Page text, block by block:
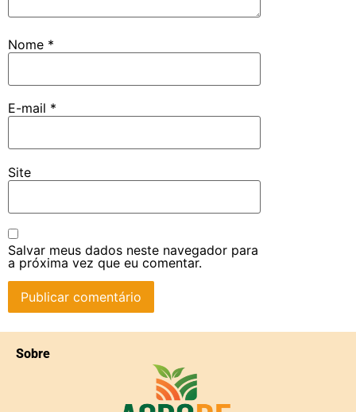
Nome *
E-mail *
Site
Salvar meus dados neste navegador para
a próxima vez que eu comentar.
Sobre